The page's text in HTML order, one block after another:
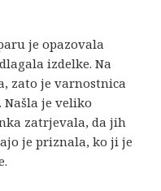
je opazovala
izdelke. Na
zato je varnostnica
je veliko
zatrjevala, da jih
je priznala, ko ji je